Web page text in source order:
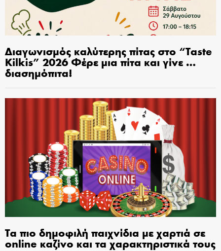
Διαγωνισμός καλύτερης πίτας στο “Taste
Kilkis” 2026 Φέρε μια πίτα και γίνε …
διασημόπιτα!
Τα πιο δημοφιλή παιχνίδια με χαρτιά σε
online καζίνο και τα χαρακτηριστικά τους